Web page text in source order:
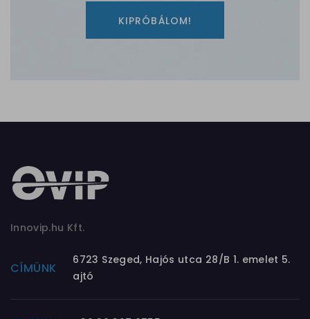
KIPRÓBÁLOM!
Innovip.hu Kft.
CÍMÜNK
6723 Szeged, Hajós utca 28/B 1. emelet 5.
ajtó